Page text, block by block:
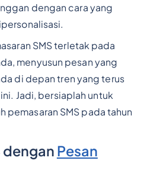
dengan cara yang
SMS terletak pada
menyusun pesan yang
di depan tren yang terus
Jadi, bersiaplah untuk
pemasaran SMS pada tahun
dengan Pesan